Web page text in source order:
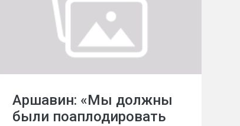
Аршавин: «Мы должны
были поаплодировать